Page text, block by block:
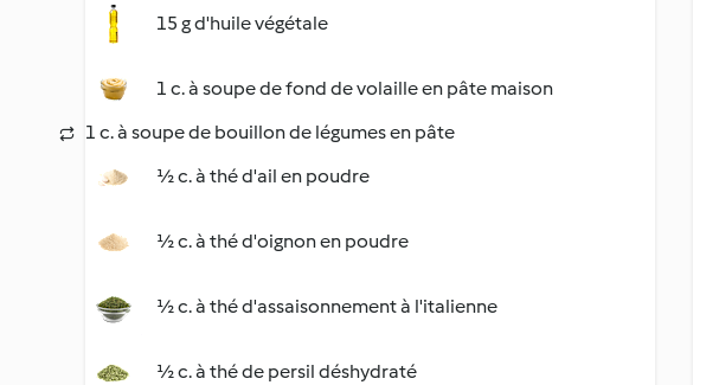
15 g d'huile végétale
1 c. à soupe de fond de volaille en pâte maison
1 c. à soupe de bouillon de légumes en pâte
½ c. à thé d'ail en poudre
½ c. à thé d'oignon en poudre
½ c. à thé d'assaisonnement à l'italienne
½ c. à thé de persil déshydraté